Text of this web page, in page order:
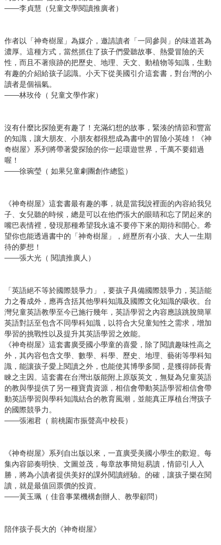
——李貞慧（兒童文學閱讀推廣者）
作者以「神奇樹屋」為媒介，邀請讀者「一同參與」的味道甚為
濃厚。這種方式，當然抓住了孩子們愛聽故事、熱愛冒險的天
性，而且不著痕跡的把歷史、地理、天文、動植物等知識，生動
有趣的介紹給孩子認識。小天下從美國引介這套書，對台灣的小
讀者是個福氣。
——林玫伶（ 兒童文學作家）
沒有什麼比探險更有趣了！充滿幻想的故事，緊湊的情節和豐富
的知識，讓大朋友、小朋友都很想成為書中的冒險小英雄！《神
奇樹屋》系列將帶著愛探險的你一起環遊世界，千萬不要錯過
喔！
——徐琬瑩（ 如果兒童劇團創作總監）
《神奇樹屋》這套書最有趣的事，就是當我說裡面的內容給我兒
子、女兒聽的時候，總是可以在他們張大的眼睛和忘了閉起來的
嘴巴表情裡，發現那種希望我永遠不要停下來的期待和開心。希
望你也能透過書中的「神奇樹屋」，經歷所有小孩、大人一生期
待的夢想！
——張大光（ 閱讀推廣人）
「英語絕不等於國際競爭力」，要孩子具備國際競爭力，英語能
力之養成外，應再含括其他學科知識及國際文化知識的吸收。台
灣兒童英語教學至今已施行幾年，英語學習之內容應該跳脫簡單
英語對話至包含不同學科知識，以符合大兒童知性之需求，增加
學習的挑戰性以及提升其英語學習之效能。
《神奇樹屋》這套書廣受國小學童的喜愛，除了閱讀趣味性高之
外，其內容包含文學、數學、科學、歷史、地理、藝術等學科知
識，能讓孩子愛上閱讀之外，也能使其博學多聞，是獲得師長青
睞之主因。這套書在台灣出版能附上原版英文，無疑為兒童英語
的教與學提供了另一種寶貴資源，相信會帶動英語學習相信會帶
動英語學習與學科知識結合的教育風潮，並能真正厚植台灣孩子
的國際競爭力。
——張湘君（ 前桃園市振聲高中校長）
《神奇樹屋》系列自出版以來，一直廣受美國小學生的歡迎。每
集內容節奏明快、文圖並茂，每章故事簡短易讀，情節引人入
勝，將為小讀者提供美好的課外閱讀經驗。的確，讓孩子樂在閱
讀，就是最值回票價的投資。
——黃玉珮（ 佳音事業機構創辦人、教學顧問）
陪伴孩子長大的《神奇樹屋》